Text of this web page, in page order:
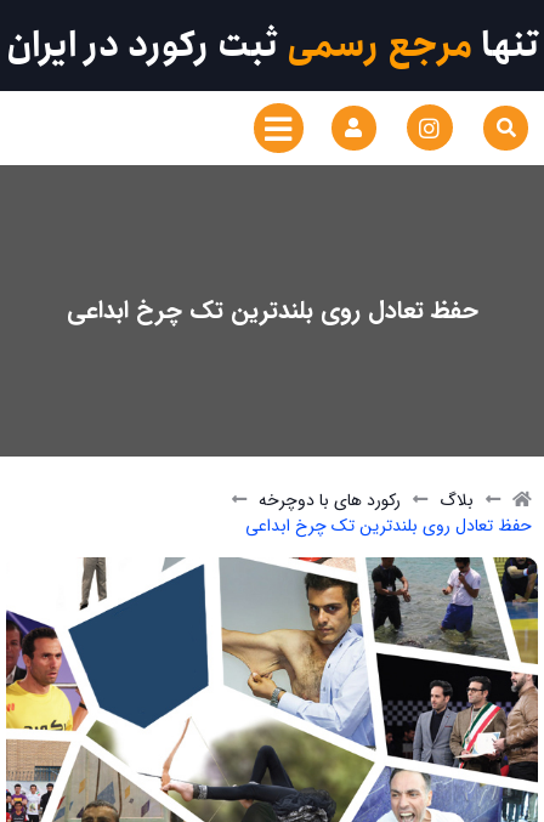
تنهامرجع رسمیثبت رکورد در ایران
حفظ تعادل روی بلندترین تک چرخ ابداعی
بلاگ
رکورد های با دوچرخه
حفظ تعادل روی بلندترین تک چرخ ابداعی